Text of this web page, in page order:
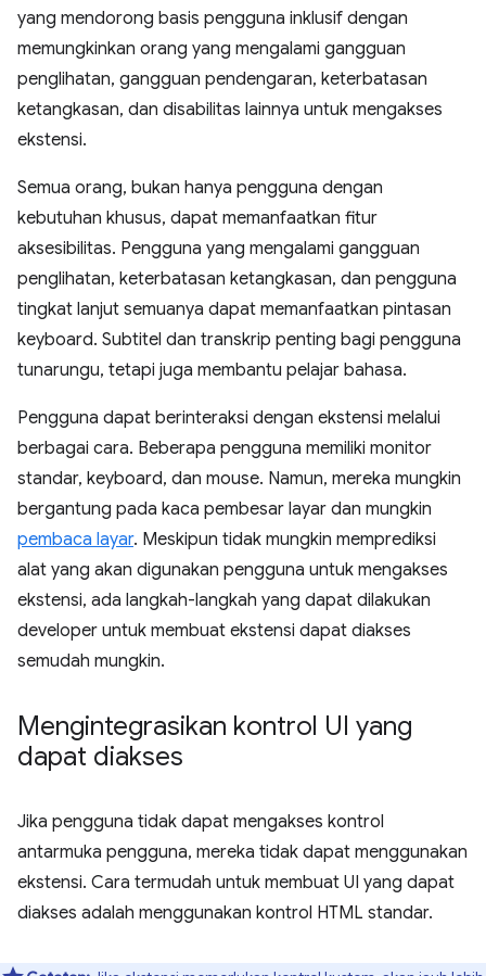
yang mendorong basis pengguna inklusif dengan
memungkinkan orang yang mengalami gangguan
penglihatan, gangguan pendengaran, keterbatasan
ketangkasan, dan disabilitas lainnya untuk mengakses
ekstensi.
Semua orang, bukan hanya pengguna dengan
kebutuhan khusus, dapat memanfaatkan fitur
aksesibilitas. Pengguna yang mengalami gangguan
penglihatan, keterbatasan ketangkasan, dan pengguna
tingkat lanjut semuanya dapat memanfaatkan pintasan
keyboard. Subtitel dan transkrip penting bagi pengguna
tunarungu, tetapi juga membantu pelajar bahasa.
Pengguna dapat berinteraksi dengan ekstensi melalui
berbagai cara. Beberapa pengguna memiliki monitor
standar, keyboard, dan mouse. Namun, mereka mungkin
bergantung pada kaca pembesar layar dan mungkin
pembaca layar. Meskipun tidak mungkin memprediksi
alat yang akan digunakan pengguna untuk mengakses
ekstensi, ada langkah-langkah yang dapat dilakukan
developer untuk membuat ekstensi dapat diakses
semudah mungkin.
Mengintegrasikan kontrol UI yang
dapat diakses
Jika pengguna tidak dapat mengakses kontrol
antarmuka pengguna, mereka tidak dapat menggunakan
ekstensi. Cara termudah untuk membuat UI yang dapat
diakses adalah menggunakan kontrol HTML standar.